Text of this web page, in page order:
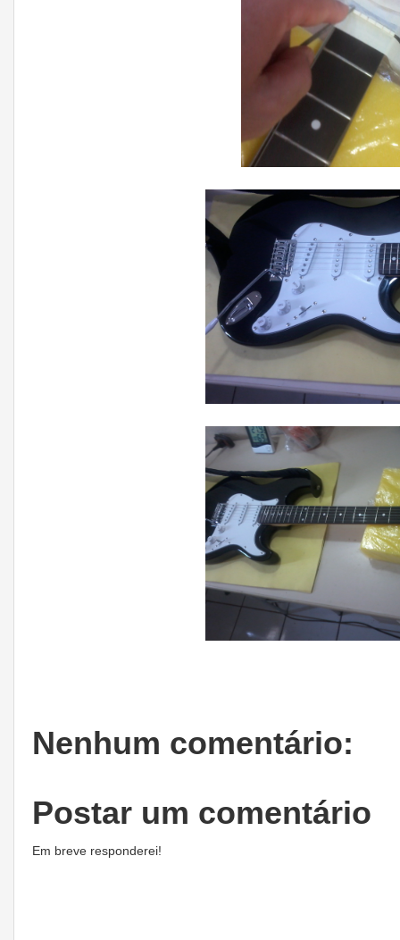
Nenhum comentário:
Postar um comentário
Em breve responderei!